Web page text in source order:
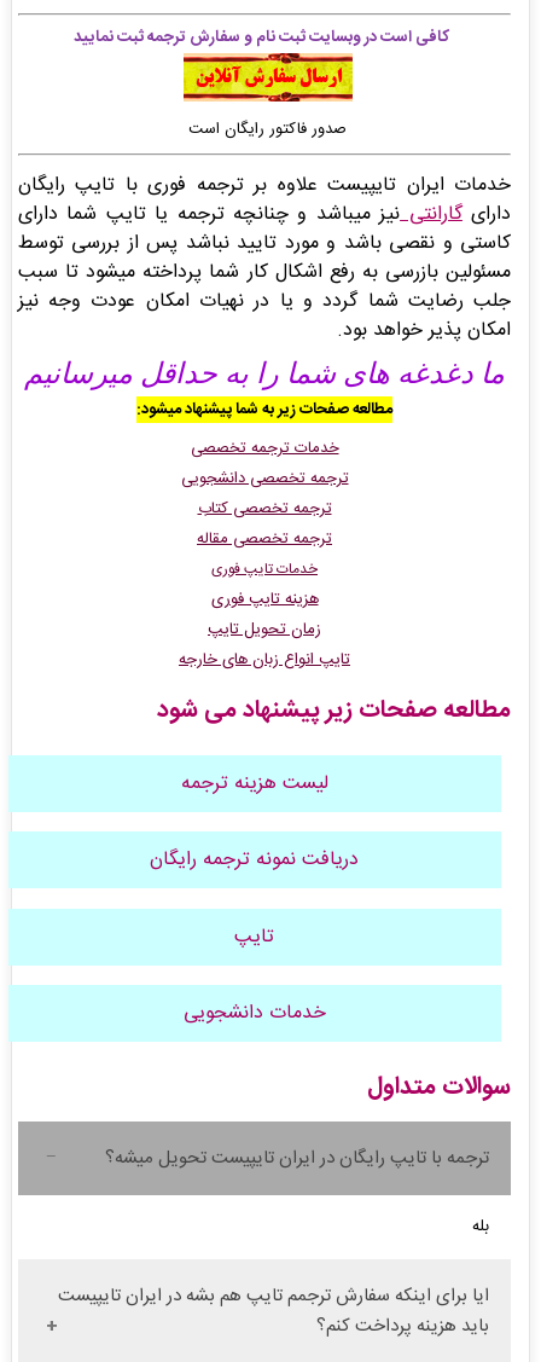
کافی است در وبسایت ثبت نام و سفارش ترجمه ثبت نمایید
صدور فاکتور رایگان است
خدمات ایران تایپیست علاوه بر ترجمه فوری با تایپ رایگان
دارایگارانتینیز میباشد و چنانچه ترجمه یا تایپ شما دارای
کاستی و نقصی باشد و مورد تایید نباشد پس از بررسی توسط
مسئولین بازرسی به رفع اشکال کار شما پرداخته میشود تا سبب
جلب رضایت شما گردد و یا در نهیات امکان عودت وجه نیز
امکان پذیر خواهد بود.
ما دغدغه های شما را به حداقل میرسانیم
مطالعه صفحات زیر به شما پیشنهاد میشود:
خدمات ترجمه تخصصی
ترجمه تخصصی دانشجویی
ترجمه تخصصی کتاب
ترجمه تخصصی مقاله
خدمات تایپ فوری
هزینه تایپ فوری
زمان تحویل تایپ
تایپ انواع زبان های خارجه
مطالعه صفحات زیر پیشنهاد می شود
لیست هزینه ترجمه
دریافت نمونه ترجمه رایگان
تایپ
خدمات دانشجویی
سوالات متداول
ترجمه با تایپ رایگان در ایران تایپیست تحویل میشه؟
بله
ایا برای اینکه سفارش ترجمم تایپ هم بشه در ایران تایپیست
باید هزینه پرداخت کنم؟